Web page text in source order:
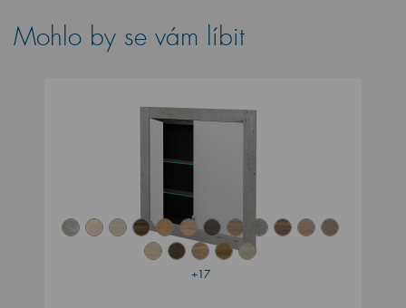
Mohlo by se vám líbit
+17